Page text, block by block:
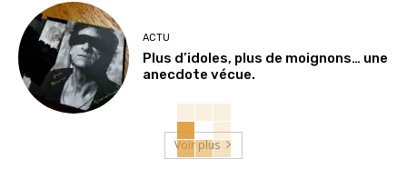
ACTU
Plus d’idoles, plus de moignons… une
anecdote vécue.
Voir plus